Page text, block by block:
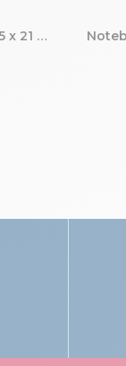
Notebook Mini Labo ligné 15 x 21 cm